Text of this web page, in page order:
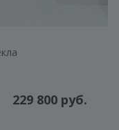
229 800 руб.